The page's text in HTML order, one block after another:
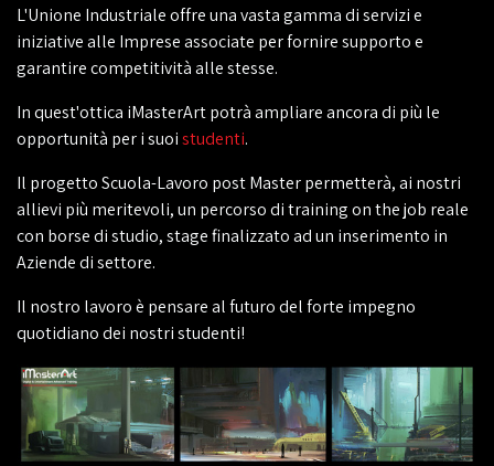
L'Unione Industriale offre una vasta gamma di servizi e
iniziative alle Imprese associate per fornire supporto e
garantire competitività alle stesse.
In quest'ottica iMasterArt potrà ampliare ancora di più le
opportunità per i suoistudenti.
Il progetto Scuola-Lavoro post Master permetterà, ai nostri
allievi più meritevoli, un percorso di training on the job reale
con borse di studio, stage finalizzato ad un inserimento in
Aziende di settore.
Il nostro lavoro è pensare al futuro del forte impegno
quotidiano dei nostri studenti!